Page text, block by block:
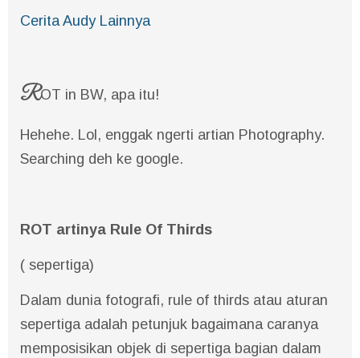
Cerita Audy Lainnya
ROT in BW, apa itu!
Hehehe. Lol, enggak ngerti artian Photography.
Searching deh ke google.
ROT artinya Rule Of Thirds
( sepertiga)
Dalam dunia fotografi, rule of thirds atau aturan
sepertiga adalah petunjuk bagaimana caranya
memposisikan objek di sepertiga bagian dalam